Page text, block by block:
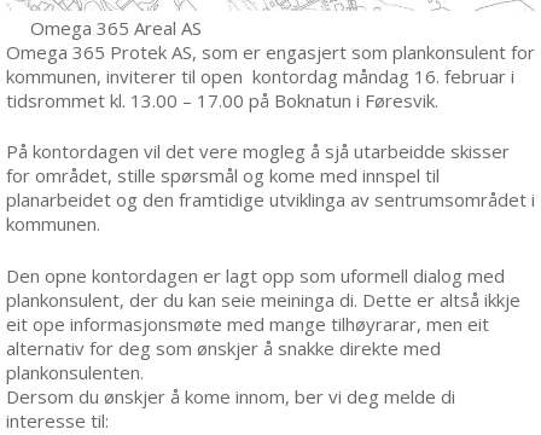
Omega 365 Areal AS
Omega 365 Protek AS, som er engasjert som plankonsulent for
kommunen, inviterer til open kontordag måndag 16. februar i
tidsrommet kl. 13.00 – 17.00 på Boknatun i Føresvik.
På kontordagen vil det vere mogleg å sjå utarbeidde skisser
for området, stille spørsmål og kome med innspel til
planarbeidet og den framtidige utviklinga av sentrumsområdet i
kommunen.
Den opne kontordagen er lagt opp som uformell dialog med
plankonsulent, der du kan seie meininga di. Dette er altså ikkje
eit ope informasjonsmøte med mange tilhøyrarar, men eit
alternativ for deg som ønskjer å snakke direkte med
plankonsulenten.
Dersom du ønskjer å kome innom, ber vi deg melde di
interesse til: